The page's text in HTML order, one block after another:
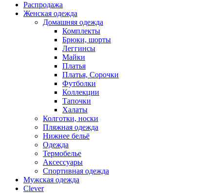
Распродажа
Женская одежда
Домашняя одежда
Комплекты
Брюки, шорты
Леггинсы
Майки
Платья
Платья, Сорочки
Футболки
Коллекции
Тапочки
Халаты
Колготки, носки
Пляжная одежда
Нижнее бельё
Одежда
Термобелье
Аксессуары
Спортивная одежда
Мужская одежда
Clever